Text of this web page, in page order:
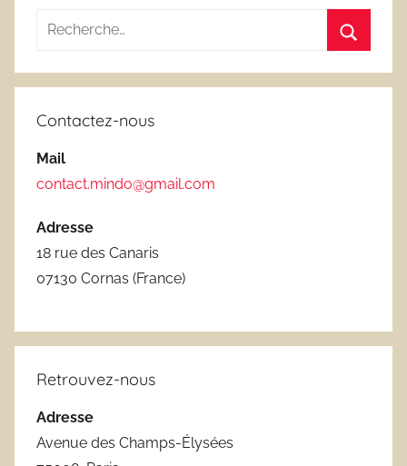
Recherche
:
Contactez-nous
Mail
contact.mindo@gmail.com
Adresse
18 rue des Canaris
07130 Cornas (France)
Retrouvez-nous
Adresse
Avenue des Champs-Élysées